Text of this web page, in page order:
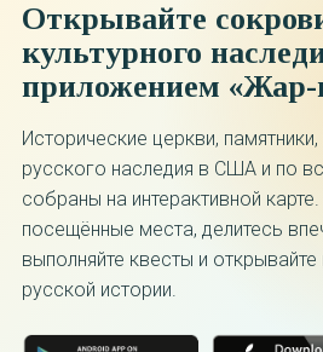
Открывайте
культурного
приложением «Жар-
Исторические церкви,
русского наследия в США и по
собраны на интерактивной
посещённые места, делитесь
выполняйте квесты и
русской истории.